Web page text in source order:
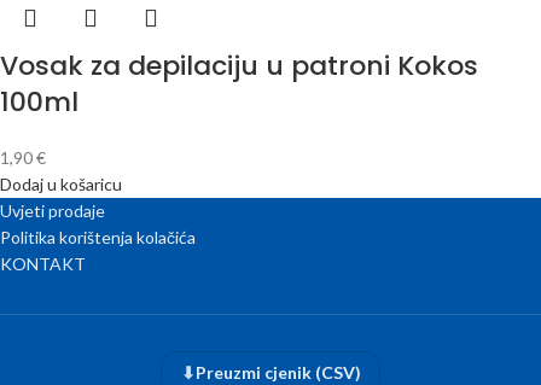
Vosak za depilaciju u patroni Kokos
100ml
1,90€
Dodaj u košaricu
Uvjeti prodaje
Politika korištenja kolačića
KONTAKT
⬇Preuzmi cjenik (CSV)